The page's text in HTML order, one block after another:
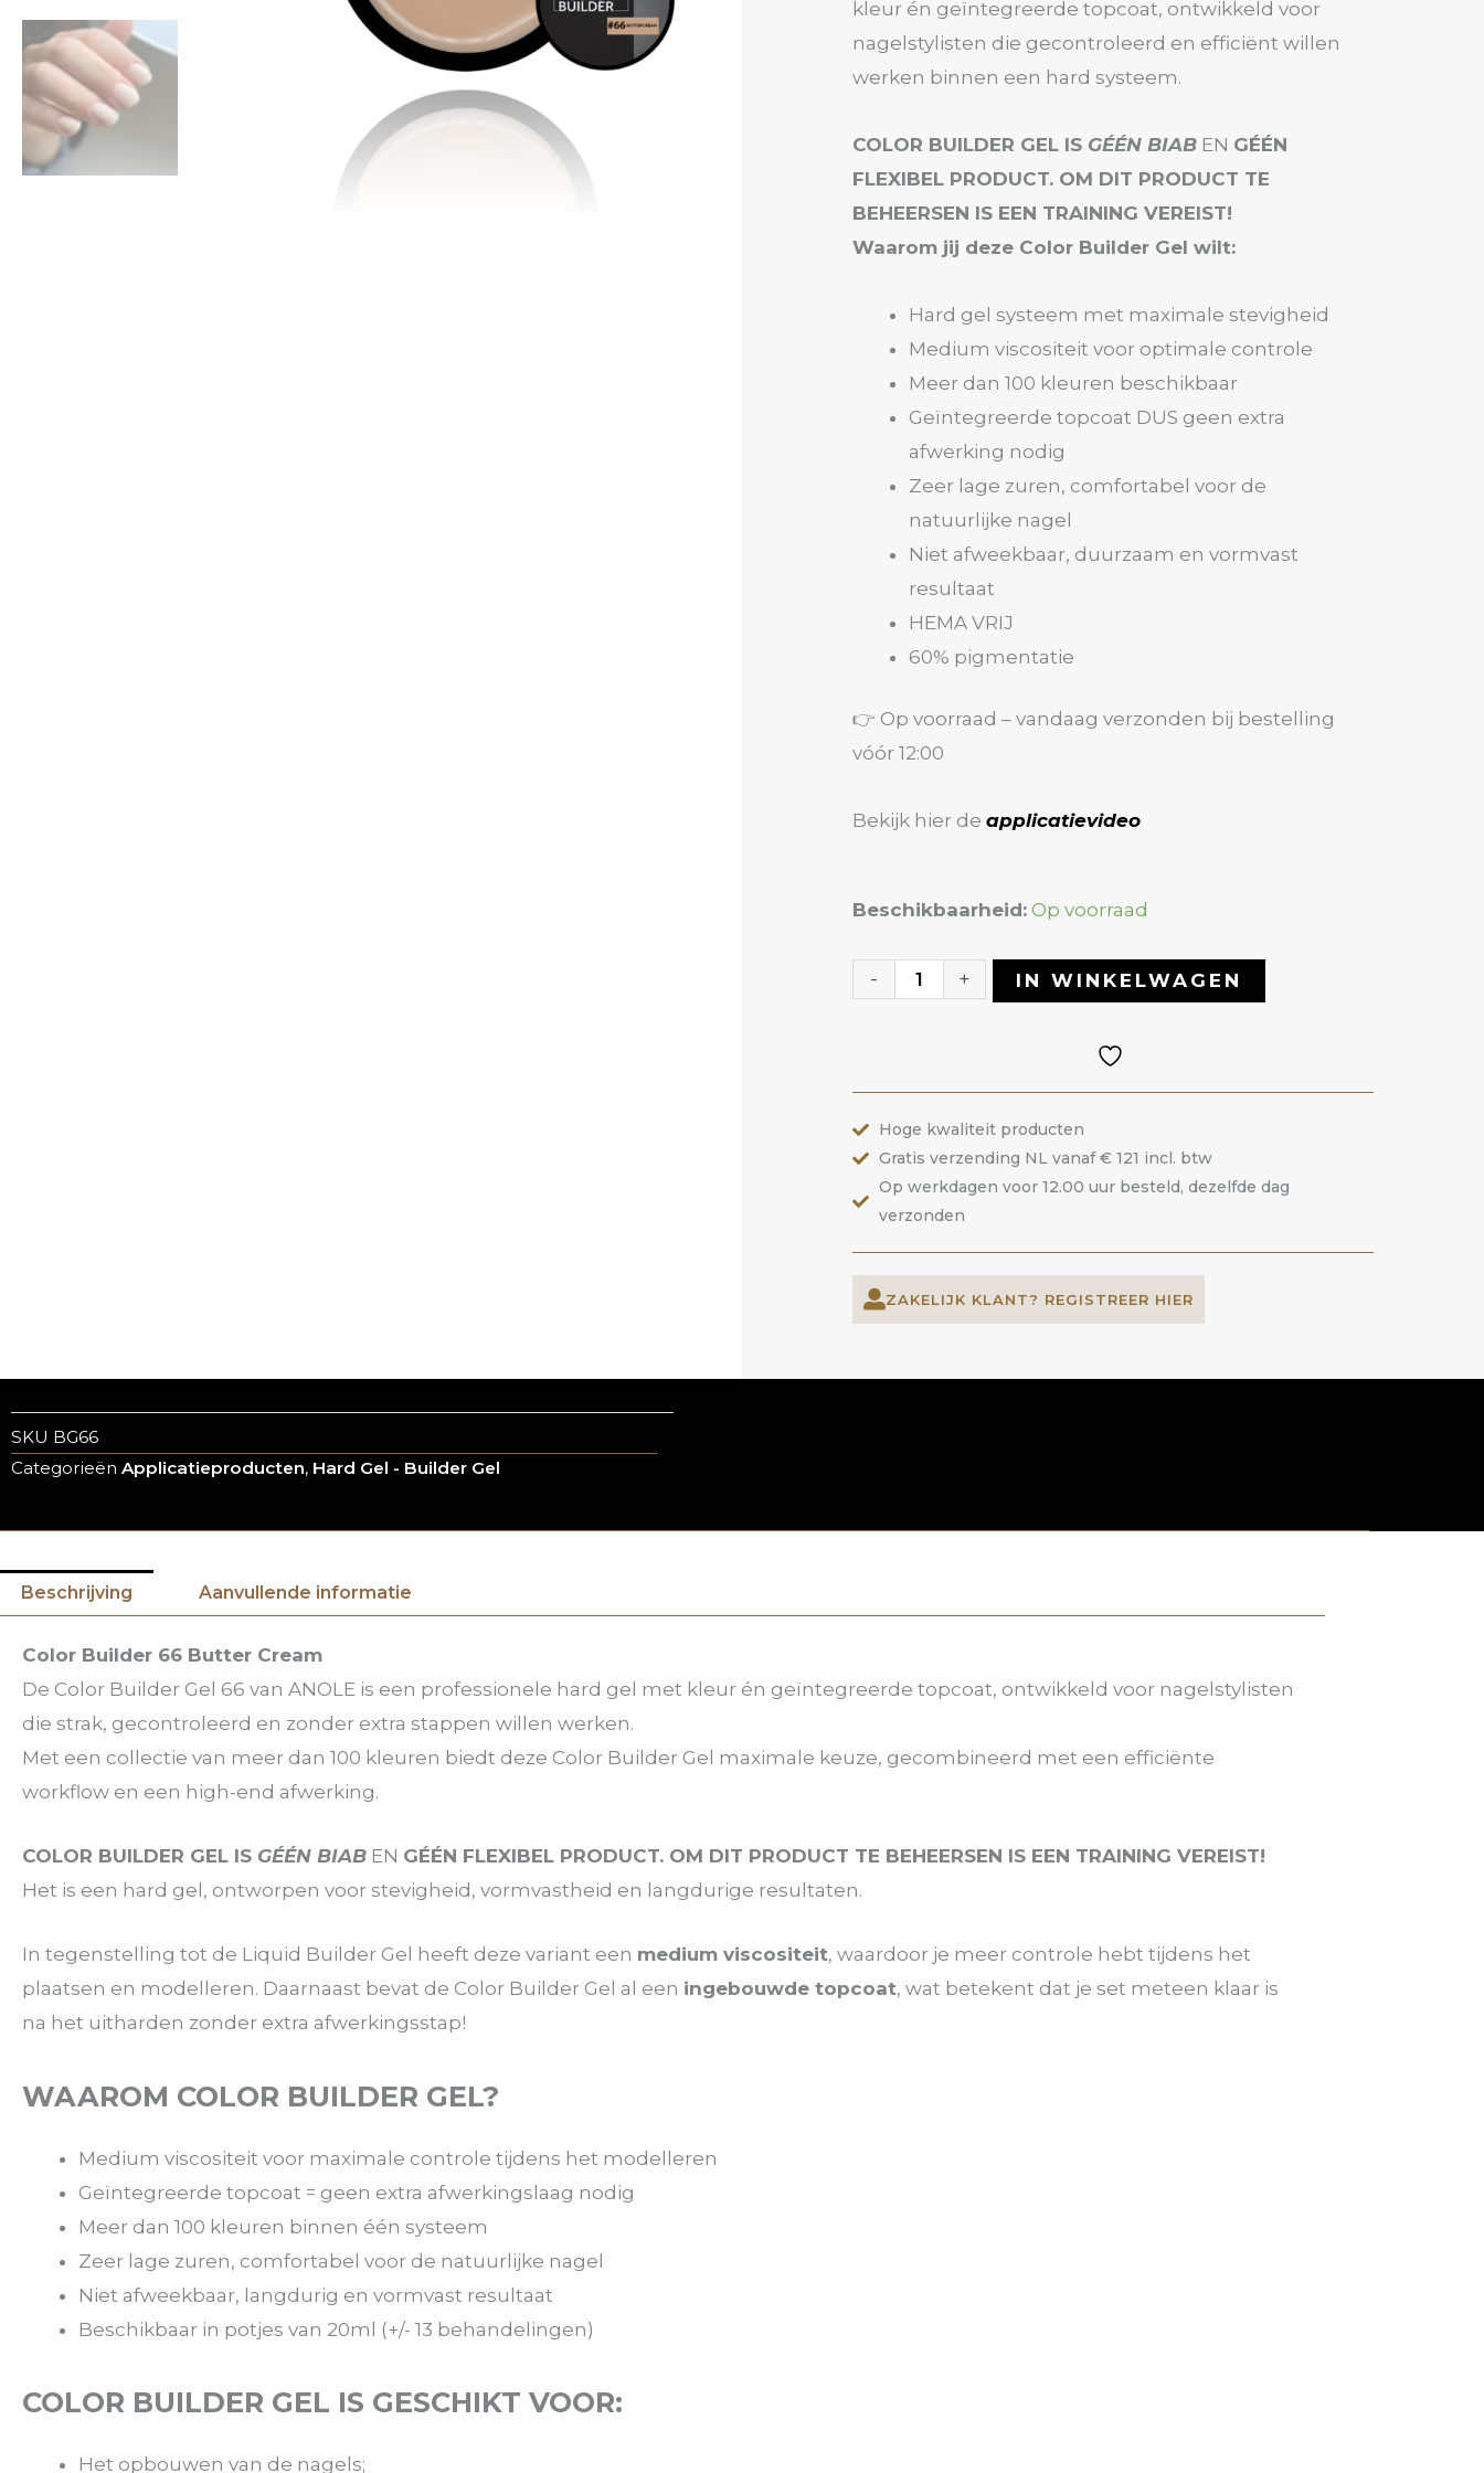
kleur én geïntegreerde topcoat, ontwikkeld voor
nagelstylisten die gecontroleerd en efficiënt willen
werken binnen een hard systeem.
COLOR BUILDER GEL IS GÉÉN BIAB EN GÉÉN
FLEXIBEL PRODUCT. OM DIT PRODUCT TE
BEHEERSEN IS EEN TRAINING VEREIST!
Waarom jij deze Color Builder Gel wilt:
Hard gel systeem met maximale stevigheid
Medium viscositeit voor optimale controle
Meer dan 100 kleuren beschikbaar
Geïntegreerde topcoat DUS geen extra
afwerking nodig
Zeer lage zuren, comfortabel voor de
natuurlijke nagel
Niet afweekbaar, duurzaam en vormvast
resultaat
HEMA VRIJ
60% pigmentatie
👉 Op voorraad – vandaag verzonden bij bestelling
vóór 12:00
Bekijk hier de applicatievideo
Beschikbaarheid: Op voorraad
-
Color
Gel
ANOLE
aantal
+ IN WINKELWAGEN
Hoge kwaliteit producten
Gratis verzending NL vanaf € 121 incl. btw
Op werkdagen voor 12.00 uur besteld, dezelfde dag
verzonden
ZAKELIJK KLANT? REGISTREER HIER
SKU BG66
Categorieën Applicatieproducten, Hard Gel - Builder Gel
Beschrijving Aanvullende informatie
Color Builder 66 Butter Cream
De Color Builder Gel 66 van ANOLE is een professionele hard gel met kleur én geïntegreerde topcoat, ontwikkeld voor nagelstylisten
die strak, gecontroleerd en zonder extra stappen willen werken.
Met een collectie van meer dan 100 kleuren biedt deze Color Builder Gel maximale keuze, gecombineerd met een efficiënte
workflow en een high-end afwerking.
COLOR BUILDER GEL IS GÉÉN BIAB EN GÉÉN FLEXIBEL PRODUCT. OM DIT PRODUCT TE BEHEERSEN IS EEN TRAINING VEREIST!
Het is een hard gel, ontworpen voor stevigheid, vormvastheid en langdurige resultaten.
In tegenstelling tot de Liquid Builder Gel heeft deze variant een medium viscositeit, waardoor je meer controle hebt tijdens het
plaatsen en modelleren. Daarnaast bevat de Color Builder Gel al een ingebouwde topcoat, wat betekent dat je set meteen klaar is
na het uitharden zonder extra afwerkingsstap!
WAAROM COLOR BUILDER GEL?
Medium viscositeit voor maximale controle tijdens het modelleren
Geïntegreerde topcoat = geen extra afwerkingslaag nodig
Meer dan 100 kleuren binnen één systeem
Zeer lage zuren, comfortabel voor de natuurlijke nagel
Niet afweekbaar, langdurig en vormvast resultaat
Beschikbaar in potjes van 20ml (+/- 13 behandelingen)
COLOR BUILDER GEL IS GESCHIKT VOOR:
Het opbouwen van de nagels;